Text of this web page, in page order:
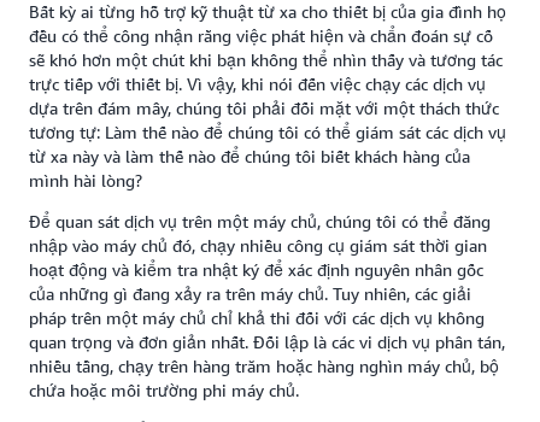
Bất kỳ ai từng hỗ trợ kỹ thuật từ xa cho thiết bị của gia đình họ
đều có thể công nhận rằng việc phát hiện và chẩn đoán sự cố
sẽ khó hơn một chút khi bạn không thể nhìn thấy và tương tác
trực tiếp với thiết bị. Vì vậy, khi nói đến việc chạy các dịch vụ
dựa trên đám mây, chúng tôi phải đối mặt với một thách thức
tương tự: Làm thế nào để chúng tôi có thể giám sát các dịch vụ
từ xa này và làm thế nào để chúng tôi biết khách hàng của
mình hài lòng?
Để quan sát dịch vụ trên một máy chủ, chúng tôi có thể đăng
nhập vào máy chủ đó, chạy nhiều công cụ giám sát thời gian
hoạt động và kiểm tra nhật ký để xác định nguyên nhân gốc
của những gì đang xảy ra trên máy chủ. Tuy nhiên, các giải
pháp trên một máy chủ chỉ khả thi đối với các dịch vụ không
quan trọng và đơn giản nhất. Đối lập là các vi dịch vụ phân tán,
nhiều tầng, chạy trên hàng trăm hoặc hàng nghìn máy chủ, bộ
chứa hoặc môi trường phi máy chủ.